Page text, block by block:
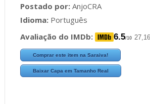
Postado por:AnjoCRA
Idioma:Português
Avaliação do IMDb:
6.5/10
Comprar este item na Saraiva!
Baixar Capa em Tamanho Real